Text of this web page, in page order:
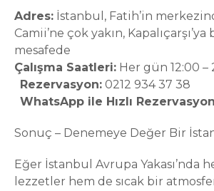
Adres: İstanbul, Fatih’in
Camii’ne çok yakın,
mesafede
Çalışma Saatleri: Her gün 12:00 –
Rezervasyon: 0212 934 37 38
WhatsApp ile Hızlı
Sonuç – Denemeye Değer Bir
Eğer İstanbul Avrupa Yakası’nda
lezzetler hem de sıcak bir